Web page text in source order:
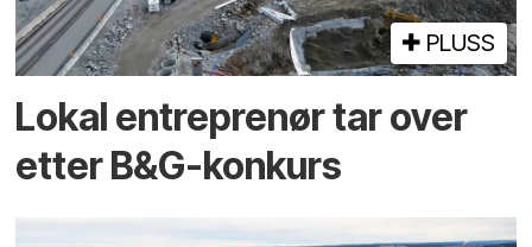
PLUSS
Lokal entreprenør tar over
etter B&G-konkurs